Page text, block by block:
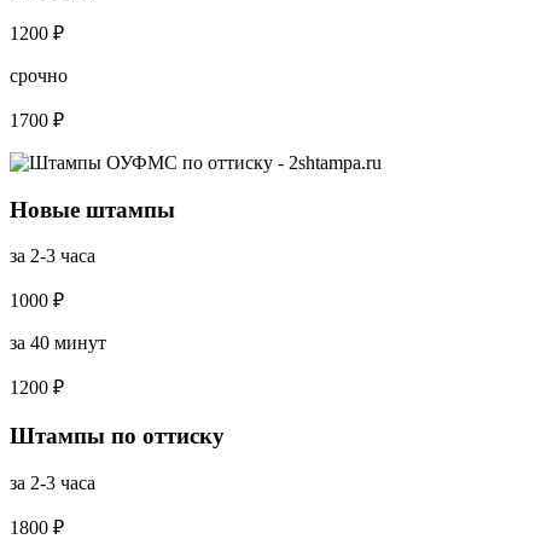
1200 ₽
срочно
1700 ₽
Новые штампы
за 2-3 часа
1000 ₽
за 40 минут
1200 ₽
Штампы по оттиску
за 2-3 часа
1800 ₽